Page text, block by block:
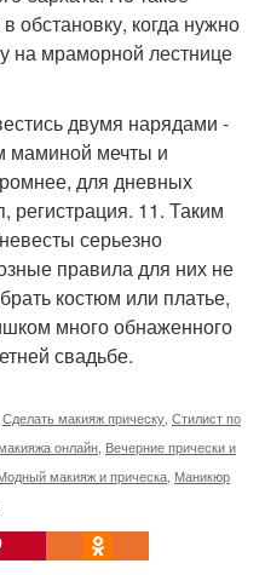
обстановку, когда нужно
на мраморной лестнице
двумя нарядами -
маминой мечты и
для дневных
регистрация. 11. Таким
серьезно
правила для них не
костюм или платье,
много обнаженного
свадьбе.
Сделать макияж прическу Стилист по
онлайн Вечерние прически и
макияж и прическа Маникюр